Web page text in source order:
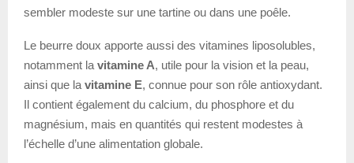
sembler modeste sur une tartine ou dans une poêle.
Le beurre doux apporte aussi des vitamines liposolubles,
notamment la vitamine A, utile pour la vision et la peau,
ainsi que la vitamine E, connue pour son rôle antioxydant.
Il contient également du calcium, du phosphore et du
magnésium, mais en quantités qui restent modestes à
l’échelle d’une alimentation globale.